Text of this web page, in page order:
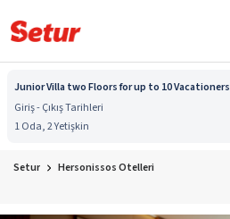
Junior Villa two Floors for up to 10 Vacationers
Giriş - Çıkış Tarihleri
1 Oda, 2 Yetişkin
Setur Hersonissos Otelleri